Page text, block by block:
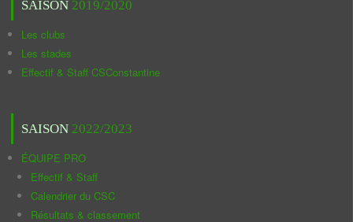
SAISON 2019/2020
Les clubs
Les stades
Effectif & Staff CSConstantine
SAISON 2022/2023
ÉQUIPE PRO
Effectif & Staff
Calendrier du CSC
Résultats & classement